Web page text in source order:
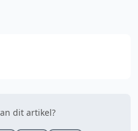
dit artikel?